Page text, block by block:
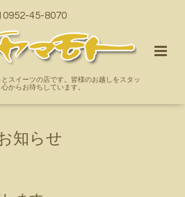
0952-45-8070
スイーツの店です。皆様のお越しをスタッ
からお待ちしています。
知らせ